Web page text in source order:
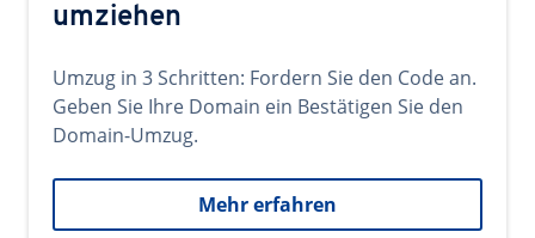
umziehen
Umzug in 3 Schritten: Fordern Sie den Code an.
Geben Sie Ihre Domain ein Bestätigen Sie den
Domain-Umzug.
Mehr erfahren